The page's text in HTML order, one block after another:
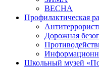
ВЕСНА
Профилактическая
Дорожная
Школьный музей